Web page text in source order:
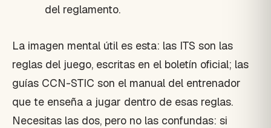
del reglamento.
La imagen mental útil es esta: las ITS son las
reglas del juego, escritas en el boletín oficial; las
guías CCN-STIC son el manual del entrenador
que te enseña a jugar dentro de esas reglas.
Necesitas las dos, pero no las confundas: si